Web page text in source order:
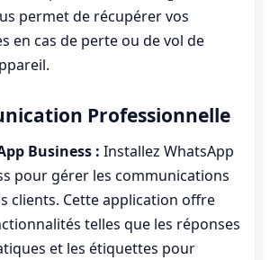
permet de récupérer vos
en cas de perte ou de vol de
Professionnelle
Business : Installez WhatsApp
pour gérer les communications
clients. Cette application offre
telles que les réponses
et les étiquettes pour